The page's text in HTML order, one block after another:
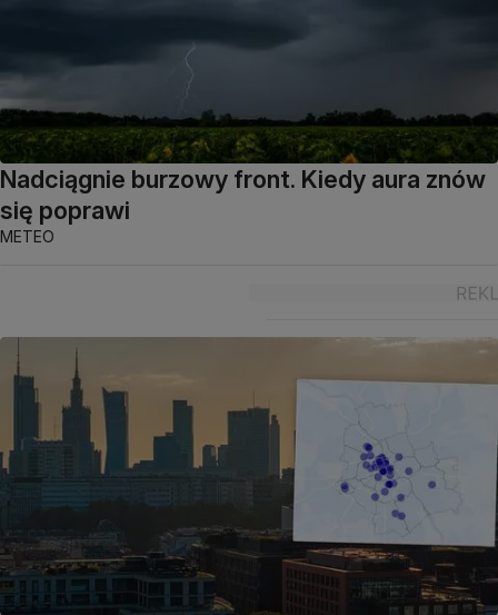
Nadciągnie burzowy front. Kiedy aura znów
się poprawi
METEO